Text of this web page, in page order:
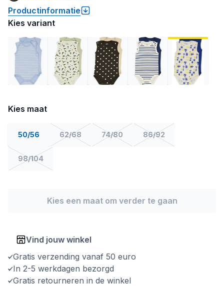
Productinformatie
Kies variant
Kies maat
50/56 62/68 74/80 86/92
98/104
Kies een maat om verder te gaan
Vind jouw winkel
Gratis verzending vanaf 50 euro
In 2-5 werkdagen bezorgd
Gratis retourneren in de winkel